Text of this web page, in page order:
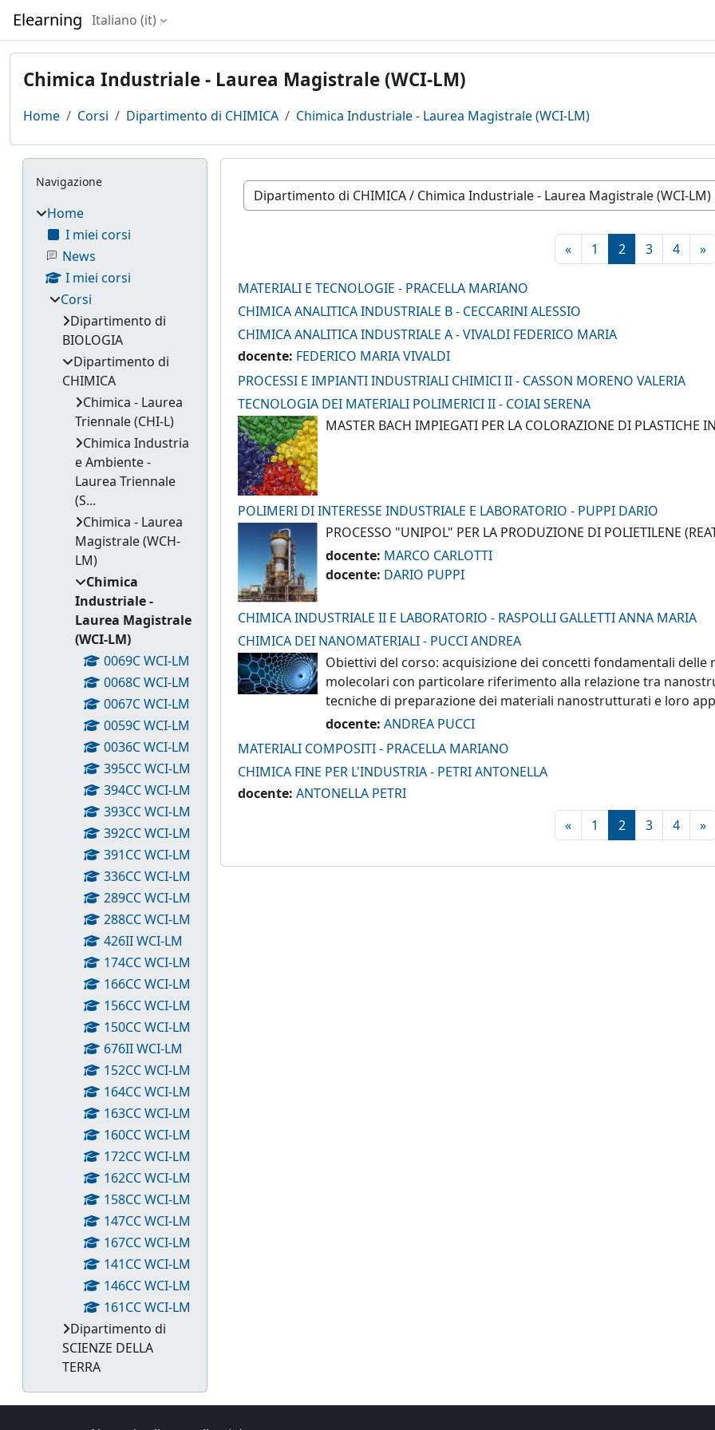
Elearning Italiano ‎(it)‎
Chimica Industriale - Laurea Magistrale (WCI-LM)
Home Corsi Dipartimento di CHIMICA Chimica Industriale - Laurea Magistrale (WCI-LM)
Categorie di corso
«Pagina precedente
1 Pagina 1
2Pagina 2
3Pagina 3
4 »
MATERIALI E TECNOLOGIE - PRACELLA MARIANO
CHIMICA ANALITICA INDUSTRIALE B - CECCARINI ALESSIO
CHIMICA ANALITICA INDUSTRIALE A - VIVALDI FEDERICO MARIA
docente: FEDERICO MARIA VIVALDI
PROCESSI E IMPIANTI INDUSTRIALI CHIMICI II - CASSON MORENO VALERIA
TECNOLOGIA DEI MATERIALI POLIMERICI II - COIAI SERENA
MASTER BACH IMPIEGATI PER LA COLORAZIONE DI PLASTICHE
POLIMERI DI INTERESSE INDUSTRIALE E LABORATORIO - PUPPI DARIO
PROCESSO "UNIPOL" PER LA PRODUZIONE DI POLIETILENE
docente: MARCO CARLOTTI
docente: DARIO PUPPI
CHIMICA INDUSTRIALE II E LABORATORIO - RASPOLLI GALLETTI ANNA MARIA
CHIMICA DEI NANOMATERIALI - PUCCI ANDREA
Obiettivi del corso: acquisizione dei concetti fondamentali delle
molecolari con particolare riferimento alla relazione tra
tecniche di preparazione dei materiali nanostrutturati e loro
docente: ANDREA PUCCI
MATERIALI COMPOSITI - PRACELLA MARIANO
CHIMICA FINE PER L'INDUSTRIA - PETRI ANTONELLA
docente: ANTONELLA PETRI
«Pagina precedente
1 Pagina 1
2Pagina 2
3Pagina 3
4 »
Blocchi
Salta Navigazione
Navigazione
Home
I miei corsi
News
I miei corsi
Corsi
Dipartimento di
BIOLOGIA
Dipartimento di
CHIMICA
Chimica - Laurea
Triennale (CHI-L)
Chimica Industria
e Ambiente -
Laurea Triennale
(S...
Chimica - Laurea
Magistrale (WCH-
LM)
Chimica
Industriale -
Laurea Magistrale
(WCI-LM)
0069C WCI-LM
0068C WCI-LM
0067C WCI-LM
0059C WCI-LM
0036C WCI-LM
395CC WCI-LM
394CC WCI-LM
393CC WCI-LM
392CC WCI-LM
391CC WCI-LM
336CC WCI-LM
289CC WCI-LM
288CC WCI-LM
426II WCI-LM
174CC WCI-LM
166CC WCI-LM
156CC WCI-LM
150CC WCI-LM
676II WCI-LM
152CC WCI-LM
164CC WCI-LM
163CC WCI-LM
160CC WCI-LM
172CC WCI-LM
162CC WCI-LM
158CC WCI-LM
147CC WCI-LM
167CC WCI-LM
141CC WCI-LM
146CC WCI-LM
161CC WCI-LM
Dipartimento di
SCIENZE DELLA
TERRA